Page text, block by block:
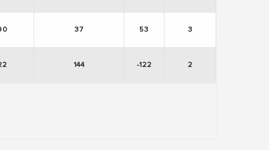
37 53 3
144 -122 2